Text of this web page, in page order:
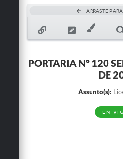
Ouvidoria
Legislação
ARRASTE
PORTARIA Nº 120
DE
Assunto(s):
EM